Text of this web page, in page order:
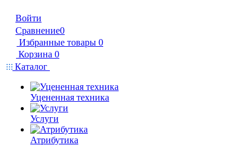
Войти
Сравнение0
Избранные товары 0
Корзина 0
Каталог
Уцененная техника
Услуги
Атрибутика